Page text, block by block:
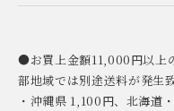
●お買上金額11,000円以上
部地域では別途送料が発生致
・沖縄県 1,100円、北海道